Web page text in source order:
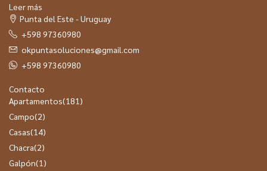
Leer más
Punta del Este - Uruguay
+598 97360980
okpuntasoluciones@gmail.com
+598 97360980
Contacto
Apartamentos(181)
Campo(2)
Casas(14)
Chacra(2)
Galpón(1)